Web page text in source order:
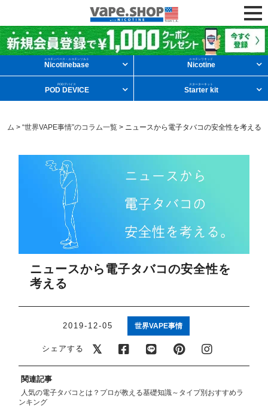
ニコチンリキッドを条件から探す
他の条件から探す
アメリカ・カナダ製 日本製（フレーバー）
ニコチンベース・ニコチンソルト
Nicotinebase
ニコチンリキッド
Nicotine
PODデバイス
POD DEVICE
スターターキット
Starter kit
ム >“世界VAPE事情”のコラム一覧> ニュースから電子タバコの安全性を考える
ニュースから電子タバコの安全性を
考える
2019-12-05 世界VAPE事情
シェアする
関連記事
人気の電子タバコとは？プロが教える基礎知識～タイプ別おすすめラ
ンキング